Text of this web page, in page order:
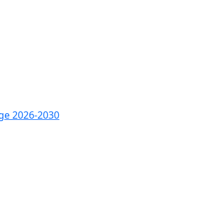
2026-2030